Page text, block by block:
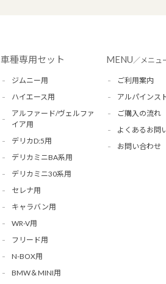
車種専用セット
ジムニー用
ハイエース用
アルファード/ヴェルファ
イア用
デリカD:5用
デリカミニBA系用
デリカミニ30系用
セレナ用
キャラバン用
WR-V用
フリード用
N-BOX用
BMW＆MINI用
MENU／メニュ
ご利用案内
アルパインス
ご購入の流れ
よくあるお問
お問い合わせ